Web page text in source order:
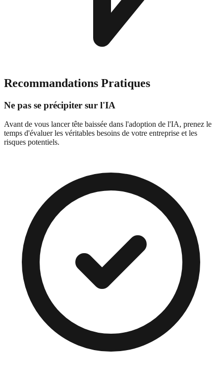
Recommandations Pratiques
Ne pas se précipiter sur l'IA
Avant de vous lancer tête baissée dans l'adoption de l'IA, prenez le
temps d'évaluer les véritables besoins de votre entreprise et les
risques potentiels.